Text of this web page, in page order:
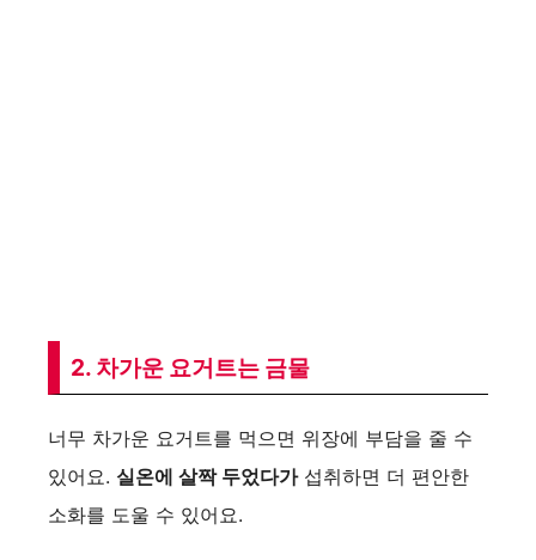
2. 차가운 요거트는 금물
너무 차가운 요거트를 먹으면 위장에 부담을 줄 수
있어요. 실온에 살짝 두었다가섭취하면 더 편안한
소화를 도울 수 있어요.